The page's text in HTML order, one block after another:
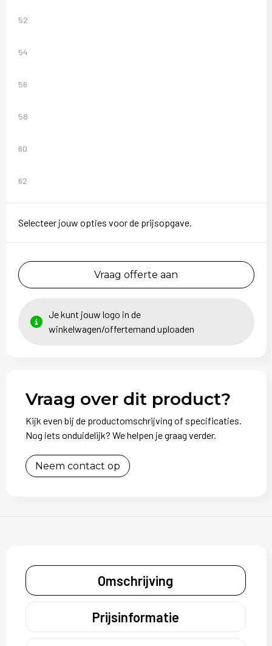
52
54
56
58
60
62
Selecteer jouw opties voor de prijsopgave.
Vraag offerte aan
Je kunt jouw logo in de
winkelwagen/offertemand uploaden
Vraag over dit product?
Kijk even bij de productomschrijving of specificaties.
Nog iets onduidelijk? We helpen je graag verder.
Neem contact op
Omschrijving
Prijsinformatie